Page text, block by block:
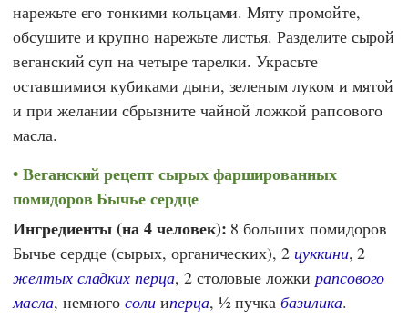
нарежьте его тонкими кольцами. Мяту промойте,
обсушите и крупно нарежьте листья. Разделите сырой
веганский суп на четыре тарелки. Украсьте
оставшимися кубиками дыни, зеленым луком и мятой
и при желании сбрызните чайной ложкой рапсового
масла.
Веганский рецепт сырых фаршированных
помидоров Бычье сердце
Ингредиенты (на 4 человек): 8 больших помидоров
Бычье сердце (сырых, органических), 2 цуккини, 2
желтых сладких перца, 2 столовые ложки рапсового
масла, немногосоли иперца, ½ пучкабазилика.